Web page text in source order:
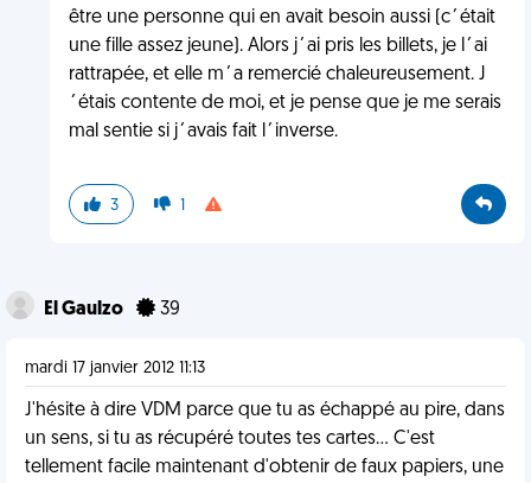
être une personne qui en avait besoin aussi (c´était
une fille assez jeune). Alors j´ai pris les billets, je l´ai
rattrapée, et elle m´a remercié chaleureusement. J
´étais contente de moi, et je pense que je me serais
mal sentie si j´avais fait l´inverse.
3 1
El Gaulzo 39
mardi 17 janvier 2012 11:13
J'hésite à dire VDM parce que tu as échappé au pire, dans
un sens, si tu as récupéré toutes tes cartes... C'est
tellement facile maintenant d'obtenir de faux papiers, une